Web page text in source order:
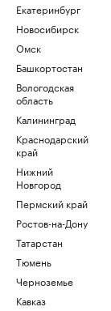
Екатеринбург
Новосибирск
Омск
Башкортостан
Вологодская
область
Калининград
Краснодарский
край
Нижний
Новгород
Пермский край
Ростов-на-Дону
Татарстан
Тюмень
Черноземье
Кавказ